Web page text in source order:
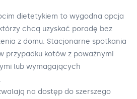
dietetykiem to wygodna opcja
chcą uzyskać poradę bez
z domu. Stacjonarne spotkania
przypadku kotów z poważnymi
lub wymagających
na dostęp do szerszego